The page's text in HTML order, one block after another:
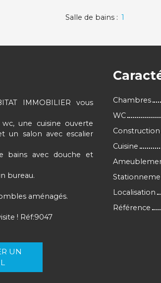
Salle de bains: 1
IMMOBILIER vous
une cuisine ouverte
un salon avec escalier
bains avec douche et
bureau.
aménagés.
! Réf:9047
UN
Chambres
WC
Construction
Cuisine
Localisation
Référence